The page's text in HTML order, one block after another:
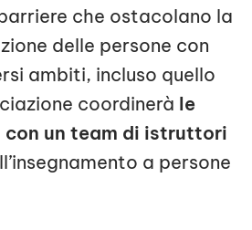
che ostacolano la
delle persone con
ambiti, incluso quello
coordinerà le
un team di istruttori
a persone